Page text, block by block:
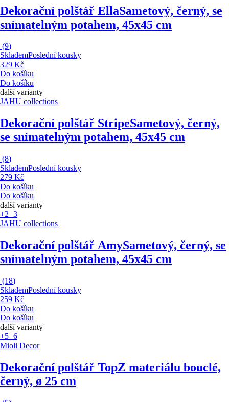
Dekorační polštář EllaSametový, černý, se
snímatelným potahem, 45x45 cm
(9)
SklademPoslední kousky
329 Kč
Do košíku
Do košíku
další varianty
JAHU collections
Dekorační polštář StripeSametový, černý,
se snímatelným potahem, 45x45 cm
(8)
SklademPoslední kousky
279 Kč
Do košíku
Do košíku
další varianty
+2+3
JAHU collections
Dekorační polštář AmySametový, černý, se
snímatelným potahem, 45x45 cm
(18)
SklademPoslední kousky
259 Kč
Do košíku
Do košíku
další varianty
+5+6
Mioli Decor
Dekorační polštář TopZ materiálu bouclé,
černý, ø 25 cm